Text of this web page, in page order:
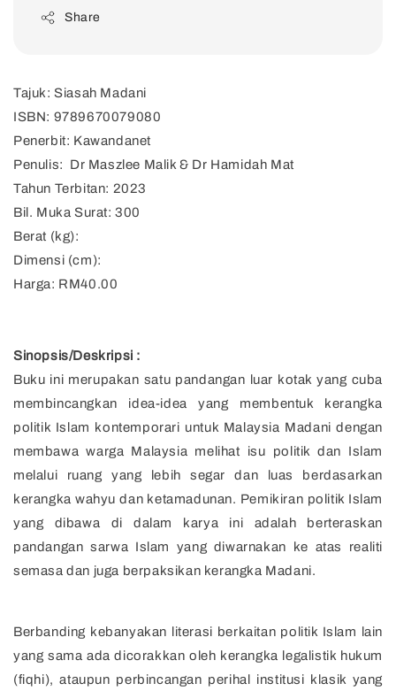
Share
Tajuk: Siasah Madani
ISBN: 9789670079080
Penerbit: Kawandanet
Penulis: Dr Maszlee Malik & Dr Hamidah Mat
Tahun Terbitan: 2023
Bil. Muka Surat: 300
Berat (kg):
Dimensi (cm):
Harga: RM40.00
Sinopsis/Deskripsi :
Buku ini merupakan satu pandangan luar kotak yang cuba
membincangkan idea-idea yang membentuk kerangka
politik Islam kontemporari untuk Malaysia Madani dengan
membawa warga Malaysia melihat isu politik dan Islam
melalui ruang yang lebih segar dan luas berdasarkan
kerangka wahyu dan ketamadunan. Pemikiran politik Islam
yang dibawa di dalam karya ini adalah berteraskan
pandangan sarwa Islam yang diwarnakan ke atas realiti
semasa dan juga berpaksikan kerangka Madani.
Berbanding kebanyakan literasi berkaitan politik Islam lain
yang sama ada dicorakkan oleh kerangka legalistik hukum
(fiqhi), ataupun perbincangan perihal institusi klasik yang